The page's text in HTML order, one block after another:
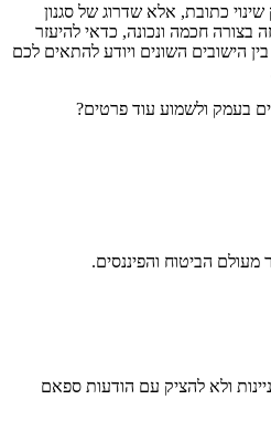
כתובת, אלא שדרוג של סגנון
חכמה ונכונה, כדאי להיעזר
הישובים השונים ויודע להתאים לכם
בעמק ולשמוע עוד פרטים?
הביטוח והפיננסים.
ולא להציק עם הודעות ספאם